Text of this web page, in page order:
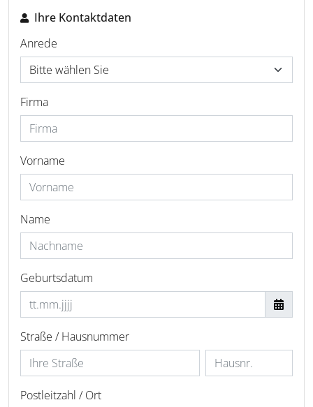
Ihre Kontaktdaten
Anrede
Firma
Vorname
Name
Geburtsdatum
Straße / Hausnummer
Postleitzahl / Ort